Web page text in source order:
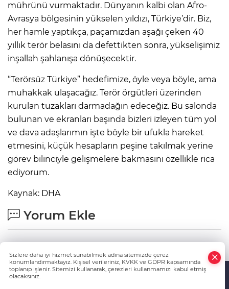
mührünü vurmaktadır. Dünyanın kalbi olan Afro-
Avrasya bölgesinin yükselen yıldızı, Türkiye’dir. Biz,
her hamle yaptıkça, paçamızdan aşağı çeken 40
yıllık terör belasını da defettikten sonra, yükselişimiz
inşallah şahlanışa dönüşecektir.
“Terörsüz Türkiye” hedefimize, öyle veya böyle, ama
muhakkak ulaşacağız. Terör örgütleri üzerinden
kurulan tuzakları darmadağın edeceğiz. Bu salonda
bulunan ve ekranları başında bizleri izleyen tüm yol
ve dava adaşlarımın işte böyle bir ufukla hareket
etmesini, küçük hesapların peşine takılmak yerine
görev bilinciyle gelişmelere bakmasını özellikle rica
ediyorum.
Kaynak: DHA
Yorum Ekle
Sizlere daha iyi hizmet sunabilmek adına sitemizde çerez
konumlandırmaktayız. Kişisel verileriniz, KVKK ve GDPR kapsamında
toplanıp işlenir. Sitemizi kullanarak, çerezleri kullanmamızı kabul etmiş
olacaksınız.